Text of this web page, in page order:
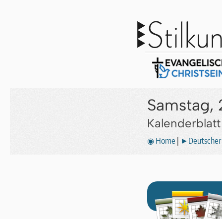
Samstag,
◉ Home ►Deutscher